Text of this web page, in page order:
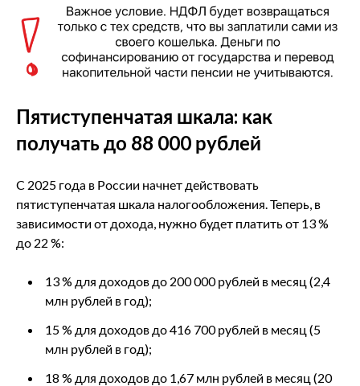
Пятиступенчатая шкала: как
получать до 88 000 рублей
С 2025 года в России начнет действовать
пятиступенчатая шкала налогообложения. Теперь, в
зависимости от дохода, нужно будет платить от 13 %
до 22 %:
13 % для доходов до 200 000 рублей в месяц (2,4
млн рублей в год);
15 % для доходов до 416 700 рублей в месяц (5
млн рублей в год);
18 % для доходов до 1,67 млн рублей в месяц (20